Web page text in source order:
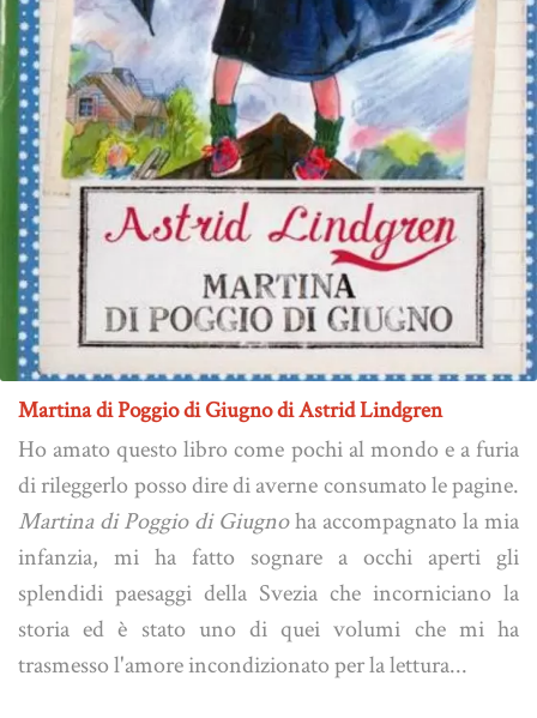
Martina di Poggio di Giugno di Astrid Lindgren
Ho amato questo libro come pochi al mondo e a furia
di rileggerlo posso dire di averne consumato le pagine.
Martina di Poggio di Giugnoha accompagnato la mia
infanzia, mi ha fatto sognare a occhi aperti gli
splendidi paesaggi della Svezia che incorniciano la
storia ed è stato uno di quei volumi che mi ha
trasmesso l'amore incondizionato per la lettura...